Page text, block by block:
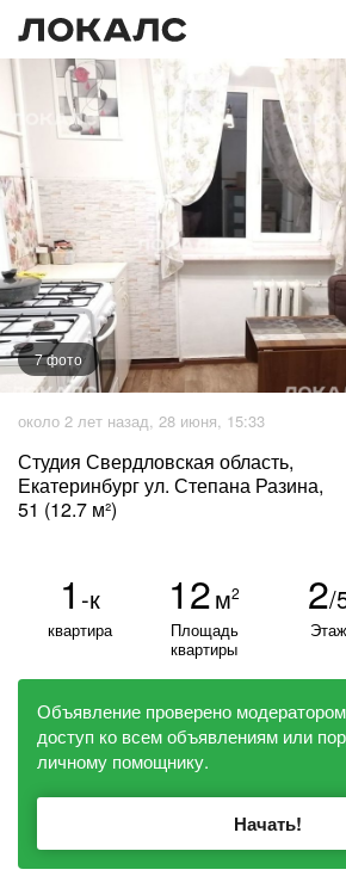
7фото
около 2 лет назад, 28 июня, 15:33
Студия Свердловская область,
Екатеринбург ул. Степана Разина,
51 (12.7 м²)
1 -к
квартира
12м2
Площадь
квартиры
2/
Этаж
Объявление проверено модератором
доступ ко всем объявлениям или
личному помощнику.
Начать!